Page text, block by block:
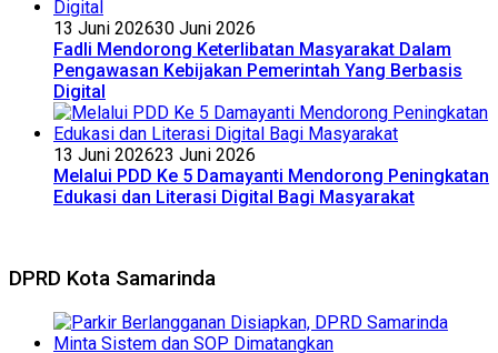
13 Juni 202630 Juni 2026
Fadli Mendorong Keterlibatan Masyarakat Dalam
Pengawasan Kebijakan Pemerintah Yang Berbasis
Digital
13 Juni 202623 Juni 2026
Melalui PDD Ke 5 Damayanti Mendorong Peningkatan
Edukasi dan Literasi Digital Bagi Masyarakat
DPRD Kota Samarinda